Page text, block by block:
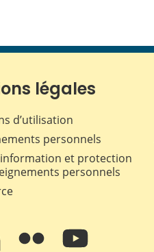
légales
d’utilisation
personnels
et protection
personnels